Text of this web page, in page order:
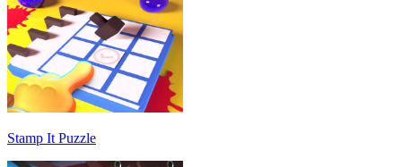
Stamp It Puzzle